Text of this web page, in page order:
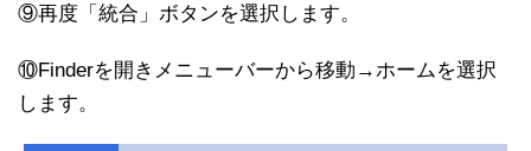
⑨再度「統合」ボタンを選択します。
⑩Finderを開きメニューバーから移動→ホームを選択
します。